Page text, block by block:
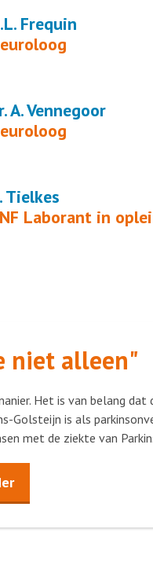
Frequin
A. Vennegoor
Tielkes
Laborant in
niet alleen"
Het is van belang
Golsteijn is als
met de ziekte van